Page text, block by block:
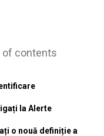
of contents
la Alerte
o nouă definiție a